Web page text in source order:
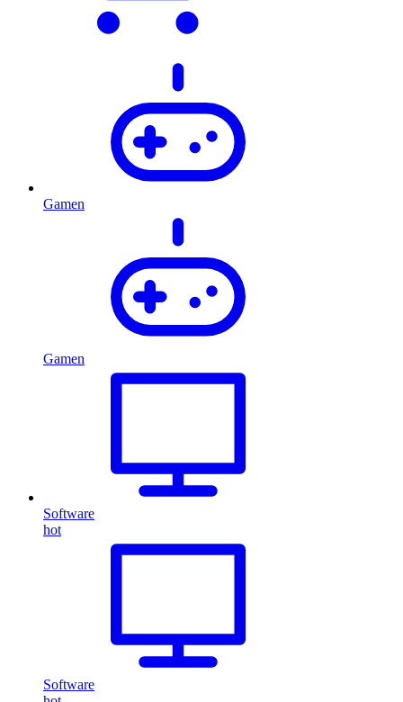
Gamen
Gamen
Software
hot
Software